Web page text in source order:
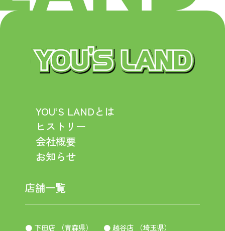
YOU’S LANDとは
ヒストリー
会社概要
お知らせ
店舗一覧
● 下田店 （青森県） ● 越谷店 （埼玉県）